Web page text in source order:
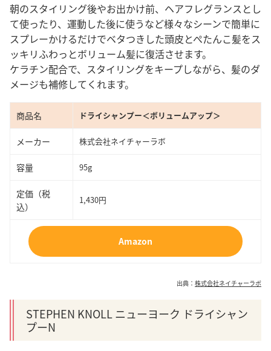
朝のスタイリング後やお出かけ前、ヘアフレグランスとし
て使ったり、運動した後に使うなど様々なシーンで簡単に
スプレーかけるだけでベタつきした頭皮とぺたんこ髪をス
ッキリふわっとボリューム髪に復活させます。
ケラチン配合で、スタイリングをキープしながら、髪のダ
メージも補修してくれます。
商品名 ドライシャンプー＜ボリュームアップ＞
メーカー 株式会社ネイチャーラボ
容量 95g
定価（税
込）
1,430円
Amazon
出典： 株式会社ネイチャーラボ
STEPHEN KNOLL ニューヨーク ドライシャン
プーN